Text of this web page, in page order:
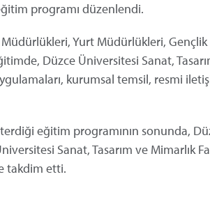
programı düzenlendi.
Yurt Müdürlükleri,
Düzce Üniversitesi Sanat,
kurumsal temsil, resmi
eğitim programının sonunda,
Sanat, Tasarım ve Mimarlık
takdim etti.